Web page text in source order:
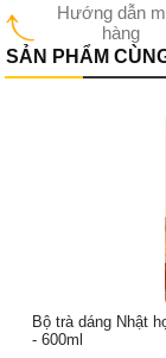
Hướng dẫn
hàng
SẢN PHẨM
Bộ trà dáng Nhật
- 600ml